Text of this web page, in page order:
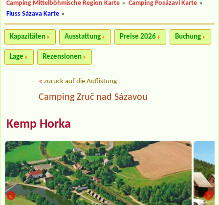
Camping Mittelböhmische Region Karte » Camping Posázaví Karte »
Fluss Sázava Karte »
Kapazitäten Ausstattung Preise 2026 Buchung
Lage Rezensionen
« zurück auf die Auflistung
Camping Zruč nad Sázavou
Kemp Horka